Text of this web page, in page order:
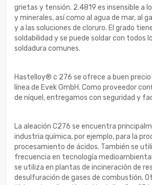
grietas y tensión. 2.4819 es insensible a
y minerales, así como al agua de mar, al
y a las soluciones de cloruro. El grado
soldabilidad y se puede soldar con todos
soldadura comunes.
Hastelloy® c 276 se ofrece a buen precio
línea de Evek GmbH. Como proveedor
de níquel, entregamos con seguridad y
La aleación C276 se encuentra
industria química, por ejemplo, para la
procesamiento de ácidos. También se
frecuencia en tecnología
se utiliza en plantas de incineración de
desulfuración de gases de combustión.